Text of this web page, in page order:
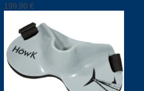
199,90 €